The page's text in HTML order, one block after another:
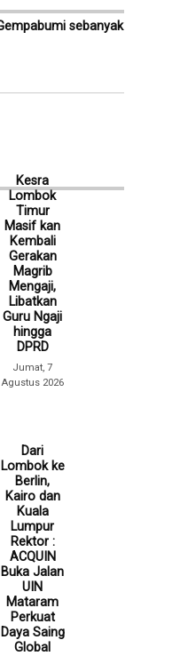
sebanyak
Kesra
Lombok
Timur
Masif kan
Kembali
Gerakan
Magrib
Mengaji,
Libatkan
Guru Ngaji
hingga
DPRD
Jumat, 7
Agustus 2026
Dari
Lombok ke
Berlin,
Kairo dan
Kuala
Lumpur
Rektor :
ACQUIN
Buka Jalan
UIN
Mataram
Perkuat
Daya Saing
Global